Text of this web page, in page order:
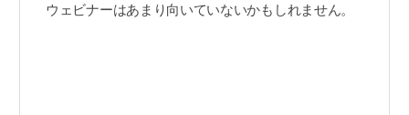
ウェビナーはあまり向いていないかもしれません。